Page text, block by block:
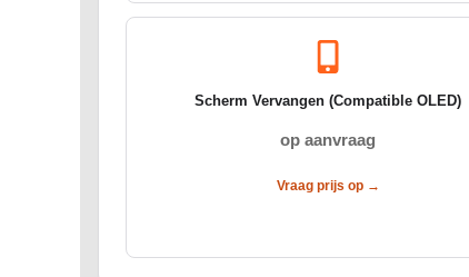
Scherm Vervangen (Compatible OLED)
op aanvraag
Vraag prijs op →